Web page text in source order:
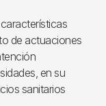
de actuaciones
en su
sanitarios